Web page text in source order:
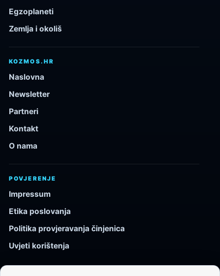
Egzoplaneti
Zemlja i okoliš
KOZMOS.HR
Naslovna
Newsletter
Partneri
Kontakt
O nama
POVJERENJE
Impressum
Etika poslovanja
Politika provjeravanja činjenica
Uvjeti korištenja